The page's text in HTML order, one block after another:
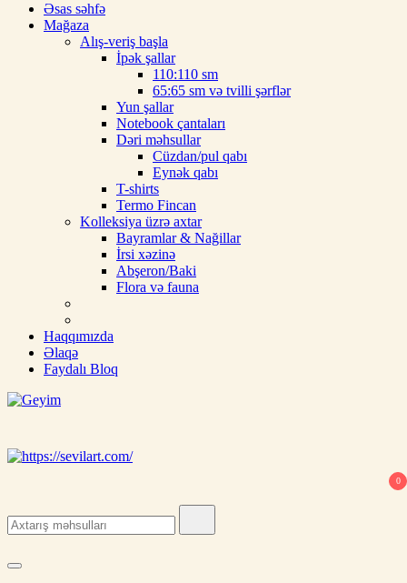
Əsas səhfə
Mağaza
Alış-veriş başla
İpək şallar
110:110 sm
65:65 sm və tvilli şərflər
Yun şallar
Notebook çantaları
Dəri məhsullar
Cüzdan/pul qabı
Eynək qabı
T-shirts
Termo Fincan
Kolleksiya üzrə axtar
Bayramlar & Nağillar
İrsi xəzinə
Abşeron/Baki
Flora və fauna
Haqqımızda
Əlaqə
Faydalı Bloq
üçün şal
0
for: